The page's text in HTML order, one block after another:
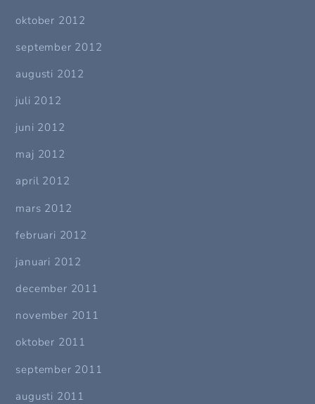
oktober 2012
september 2012
augusti 2012
juli 2012
juni 2012
maj 2012
april 2012
mars 2012
februari 2012
januari 2012
december 2011
november 2011
oktober 2011
september 2011
augusti 2011